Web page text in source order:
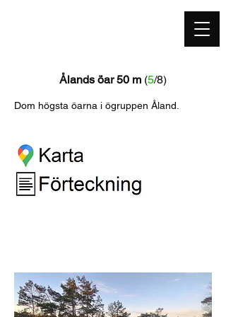
Ålands öar 50 m (5/8)
Dom högsta öarna i ögruppen Åland.